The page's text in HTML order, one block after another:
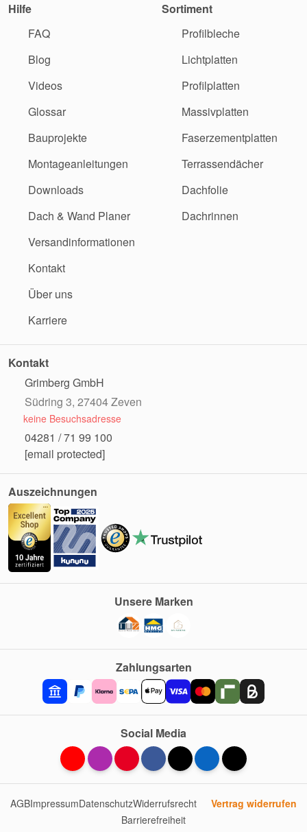
Hilfe
FAQ
Blog
Videos
Glossar
Bauprojekte
Montageanleitungen
Downloads
Dach & Wand Planer
Versandinformationen
Kontakt
Über uns
Karriere
Sortiment
Profilbleche
Lichtplatten
Profilplatten
Massivplatten
Faserzementplatten
Terrassendächer
Dachfolie
Dachrinnen
Kontakt
Grimberg GmbH
Südring 3, 27404 Zeven
keine Besuchsadresse
04281 / 71 99 100
[email protected]
Auszeichnungen
Zahlungsarten
Unsere Marken
Social Media
AGBImpressumDatenschutzWiderrufsrecht
Vertrag widerrufen
Barrierefreiheit